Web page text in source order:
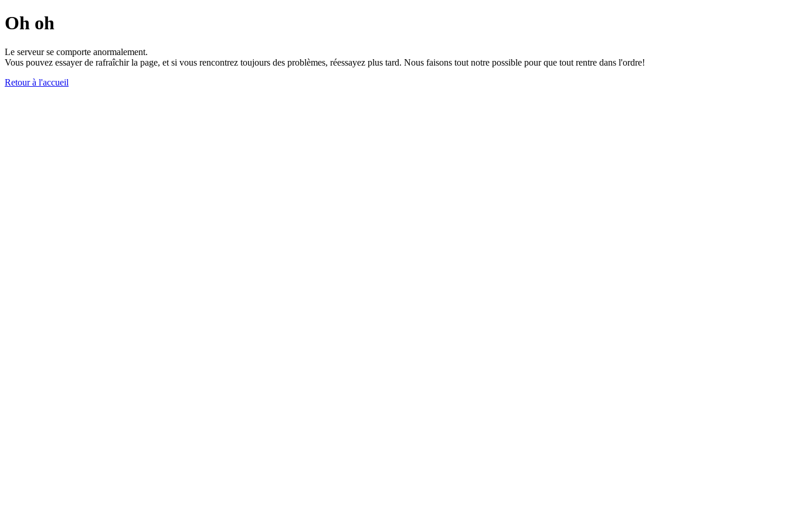
Oh oh
Le serveur se comporte anormalement.
Vous pouvez essayer de rafraîchir la page, et si vous rencontrez toujours des problèmes, réessayez plus tard. Nous faisons tout notre possible pour que tout rentre dans l'ordre!
Retour à l'accueil